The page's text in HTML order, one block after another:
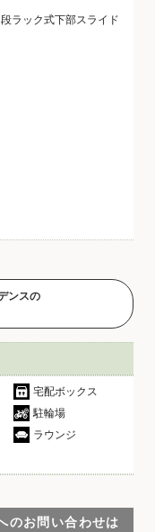
ラック式下部スライド
ンスの
宅配ボックス
駐輪場
ラウンジ
のお問い合わせは